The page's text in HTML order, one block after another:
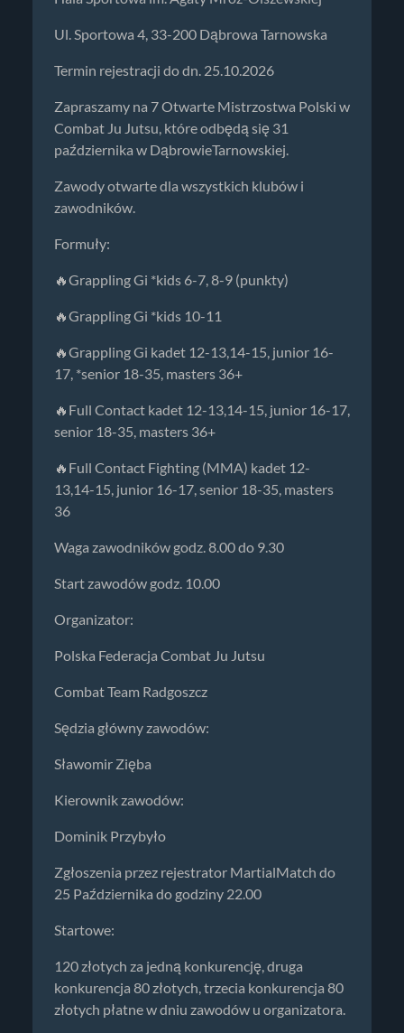
Ul. Sportowa 4, 33-200 Dąbrowa Tarnowska
Termin rejestracji do dn. 25.10.2026
Zapraszamy na 7 Otwarte Mistrzostwa Polski w
Combat Ju Jutsu, które odbędą się 31
października w DąbrowieTarnowskiej.
Zawody otwarte dla wszystkich klubów i
zawodników.
Formuły:
🔥Grappling Gi *kids 6-7, 8-9 (punkty)
🔥Grappling Gi *kids 10-11
🔥Grappling Gi kadet 12-13,14-15, junior 16-
17, *senior 18-35, masters 36+
🔥Full Contact kadet 12-13,14-15, junior 16-17,
senior 18-35, masters 36+
🔥Full Contact Fighting (MMA) kadet 12-
13,14-15, junior 16-17, senior 18-35, masters
36
Waga zawodników godz. 8.00 do 9.30
Start zawodów godz. 10.00
Organizator:
Polska Federacja Combat Ju Jutsu
Combat Team Radgoszcz
Sędzia główny zawodów:
Sławomir Zięba
Kierownik zawodów:
Dominik Przybyło
Zgłoszenia przez rejestrator MartialMatch do
25 Października do godziny 22.00
Startowe:
120 złotych za jedną konkurencję, druga
konkurencja 80 złotych, trzecia konkurencja 80
złotych płatne w dniu zawodów u organizatora.